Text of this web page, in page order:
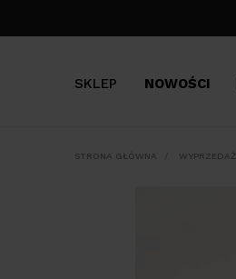
SKLEP NOWOŚCI
STRONA GŁÓWNA WYPRZEDAŻ